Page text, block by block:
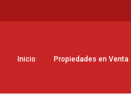
Inicio Propiedades en Venta